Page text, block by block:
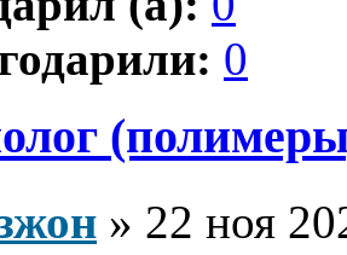
0
» 22 ноя